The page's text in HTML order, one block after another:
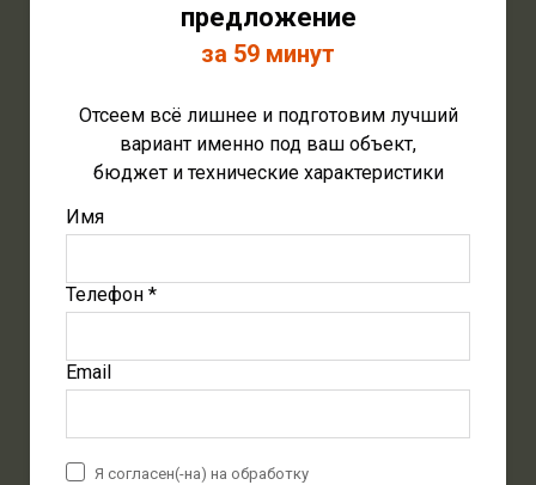
предложение
за 59 минут
Отсеем всё лишнее и подготовим лучший
вариант именно под ваш объект,
бюджет и технические характеристики
Имя
Телефон *
Email
Я согласен(-на) на обработку